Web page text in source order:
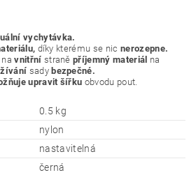
vychytávka.
díky kterému se nic nerozepne.
navnitřní straněpříjemný materiál na
sady bezpečné.
upravit šířku obvodu pout.
0.5 kg
nylon
nastavitelná
černá